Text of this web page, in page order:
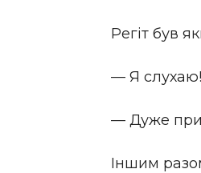
Регіт був
— Я
— Дуже
Іншим